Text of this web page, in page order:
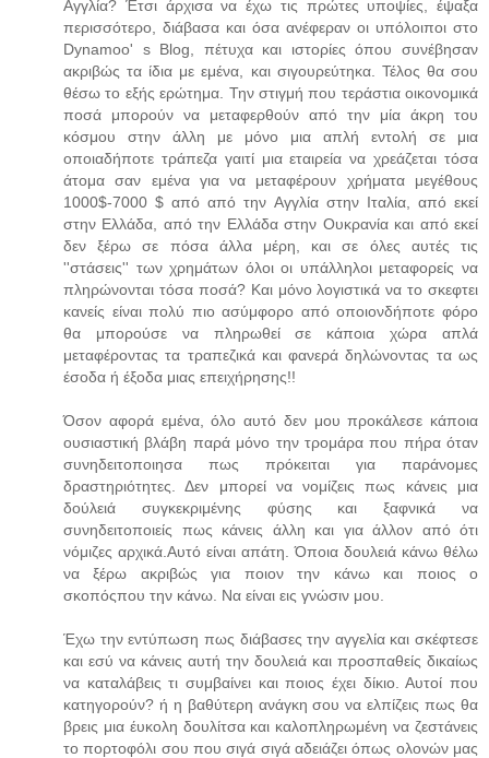
Αγγλία? Έτσι άρχισα να έχω τις πρώτες υποψίες, έψαξα
περισσότερο, διάβασα και όσα ανέφεραν οι υπόλοιποι στο
Dynamoo' s Blog, πέτυχα και ιστορίες όπου συνέβησαν
ακριβώς τα ίδια με εμένα, και σιγουρεύτηκα. Τέλος θα σου
θέσω το εξής ερώτημα. Την στιγμή που τεράστια οικονομικά
ποσά μπορούν να μεταφερθούν από την μία άκρη του
κόσμου στην άλλη με μόνο μια απλή εντολή σε μια
οποιαδήποτε τράπεζα γαιτί μια εταιρεία να χρεάζεται τόσα
άτομα σαν εμένα για να μεταφέρουν χρήματα μεγέθους
1000$-7000 $ από από την Αγγλία στην Ιταλία, από εκεί
στην Ελλάδα, από την Ελλάδα στην Ουκρανία και από εκεί
δεν ξέρω σε πόσα άλλα μέρη, και σε όλες αυτές τις
''στάσεις'' των χρημάτων όλοι οι υπάλληλοι μεταφορείς να
πληρώνονται τόσα ποσά? Και μόνο λογιστικά να το σκεφτει
κανείς είναι πολύ πιο ασύμφορο από οποιονδήποτε φόρο
θα μπορούσε να πληρωθεί σε κάποια χώρα απλά
μεταφέροντας τα τραπεζικά και φανερά δηλώνοντας τα ως
έσοδα ή έξοδα μιας επειχήρησης!!
Όσον αφορά εμένα, όλο αυτό δεν μου προκάλεσε κάποια
ουσιαστική βλάβη παρά μόνο την τρομάρα που πήρα όταν
συνηδειτοποιησα πως πρόκειται για παράνομες
δραστηριότητες. Δεν μπορεί να νομίζεις πως κάνεις μια
δούλειά συγκεκριμένης φύσης και ξαφνικά να
συνηδειτοποιείς πως κάνεις άλλη και για άλλον από ότι
νόμιζες αρχικά.Αυτό είναι απάτη. Όποια δουλειά κάνω θέλω
να ξέρω ακριβώς για ποιον την κάνω και ποιος ο
σκοπόςπου την κάνω. Να είναι εις γνώσιν μου.
Έχω την εντύπωση πως διάβασες την αγγελία και σκέφτεσε
και εσύ να κάνεις αυτή την δουλειά και προσπαθείς δικαίως
να καταλάβεις τι συμβαίνει και ποιος έχει δίκιο. Αυτοί που
κατηγορούν? ή η βαθύτερη ανάγκη σου να ελπίζεις πως θα
βρεις μια έυκολη δουλίτσα και καλοπληρωμένη να ζεστάνεις
το πορτοφόλι σου που σιγά σιγά αδειάζει όπως ολονών μας